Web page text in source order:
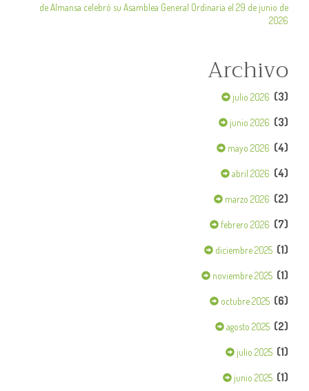
de Almansa celebró su Asamblea General Ordinaria el 29 de junio de
2026
Archivo
julio 2026 (3)
junio 2026 (3)
mayo 2026 (4)
abril 2026 (4)
marzo 2026 (2)
febrero 2026 (7)
diciembre 2025 (1)
noviembre 2025 (1)
octubre 2025 (6)
agosto 2025 (2)
julio 2025 (1)
junio 2025 (1)